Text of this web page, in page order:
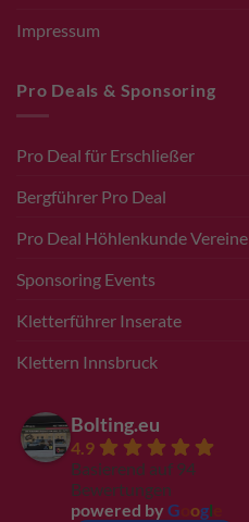
Impressum
Pro Deals & Sponsoring
Pro Deal für Erschließer
Bergführer Pro Deal
Pro Deal Höhlenkunde Vereine
Sponsoring Events
Kletterführer Inserate
Klettern Innsbruck
Bolting.eu
4.9
Basierend auf 94
Bewertungen
powered by G ogl